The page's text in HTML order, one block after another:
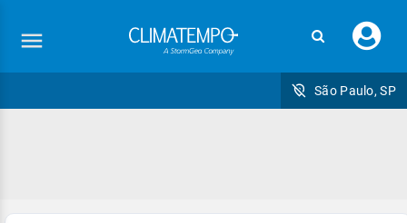
seu
São Paulo, SP